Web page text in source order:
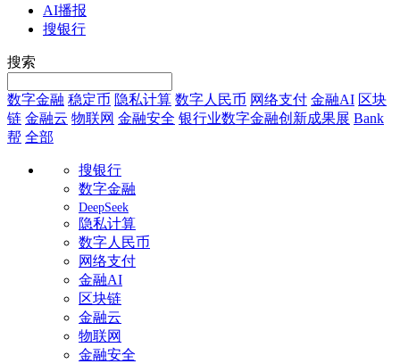
AI播报
搜银行
搜索
数字金融 稳定币 隐私计算 数字人民币 网络支付 金融AI 区块
链 金融云 物联网 金融安全 银行业数字金融创新成果展 Bank
帮 全部
搜银行
数字金融
DeepSeek
隐私计算
数字人民币
网络支付
金融AI
区块链
金融云
物联网
金融安全